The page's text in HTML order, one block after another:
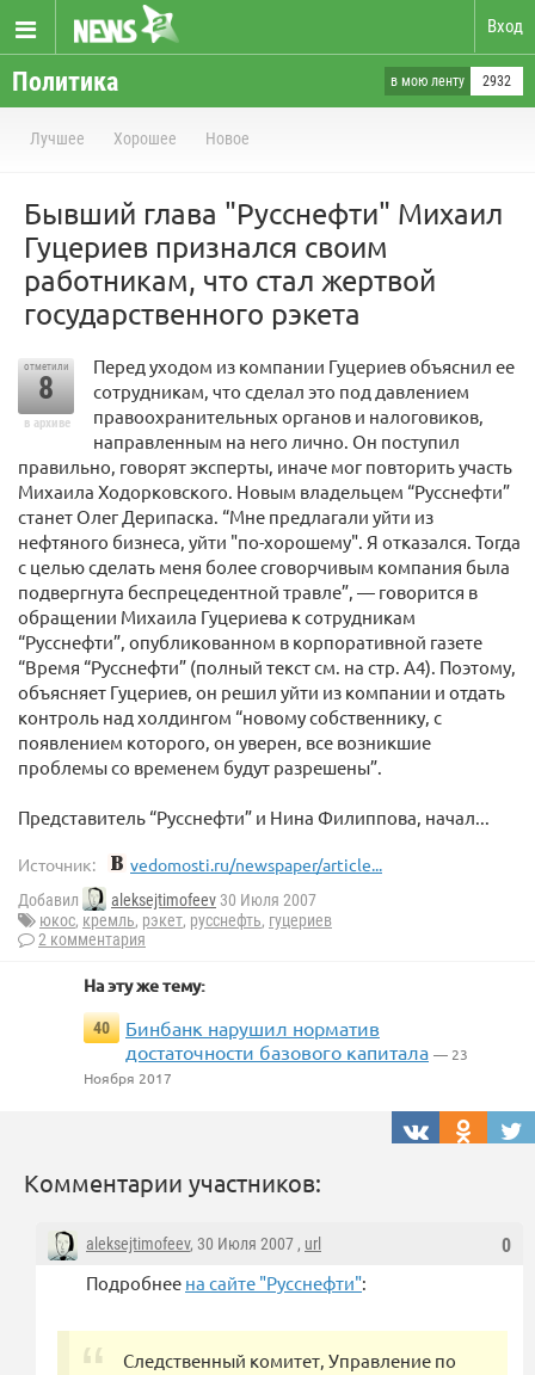
Вход
Политика в мою ленту 2932
Лучшее Хорошее Новое
Бывший глава "Русснефти" Михаил
Гуцериев признался своим
работникам, что стал жертвой
государственного рэкета
отметили
8
в архиве
Перед уходом из компании Гуцериев объяснил ее
сотрудникам, что сделал это под давлением
правоохранительных органов и налоговиков,
направленным на него лично. Он поступил
правильно, говорят эксперты, иначе мог повторить участь
Михаила Ходорковского. Новым владельцем “Русснефти”
станет Олег Дерипаска. “Мне предлагали уйти из
нефтяного бизнеса, уйти "по-хорошему". Я отказался. Тогда
с целью сделать меня более сговорчивым компания была
подвергнута беспрецедентной травле”, — говорится в
обращении Михаила Гуцериева к сотрудникам
“Русснефти”, опубликованном в корпоративной газете
“Время “Русснефти” (полный текст см. на стр. А4). Поэтому,
объясняет Гуцериев, он решил уйти из компании и отдать
контроль над холдингом “новому собственнику, с
появлением которого, он уверен, все возникшие
проблемы со временем будут разрешены”.
Представитель “Русснефти” и Нина Филиппова, начал...
Источник: vedomosti.ru/newspaper/article...
Добавил aleksejtimofeev 30 Июля 2007
юкос, кремль, рэкет, русснефть, гуцериев
2 комментария
На эту же тему:
40
Бинбанк нарушил норматив
достаточности базового капитала — 23
Ноября 2017
Комментарии участников:
0
aleksejtimofeev, 30 Июля 2007 , url
Подробнее на сайте "Русснефти":
Следственный комитет, Управление по